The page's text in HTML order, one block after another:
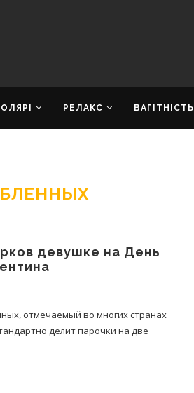
РЕЛАКС ВАГІТНІСТЬ
девушке на День
отмечаемый во многих странах
делит парочки на две